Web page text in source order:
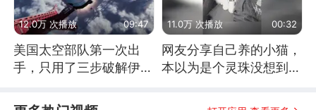
12.0万 次播放 09:47
美国太空部队第一次出
手，只用了三步破解伊朗
11.0万 次播放 00:32
网友分享自己养的小猫，
本以为是个灵珠没想到是